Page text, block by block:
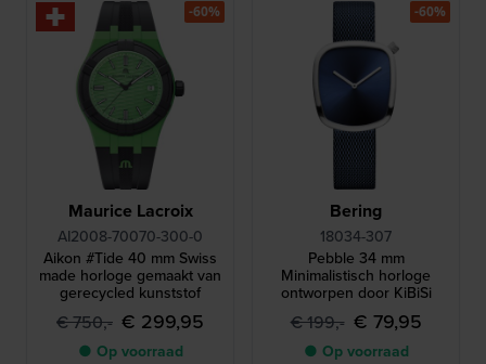
Maurice Lacroix
AI2008-70070-300-0
Aikon #Tide 40 mm Swiss
made horloge gemaakt van
gerecycled kunststof
€ 750,- € 299,95
● Op voorraad
-60%
Bering
18034-307
Pebble 34 mm
Minimalistisch horloge
ontworpen door KiBiSi
€ 199,- € 79,95
● Op voorraad
-60%